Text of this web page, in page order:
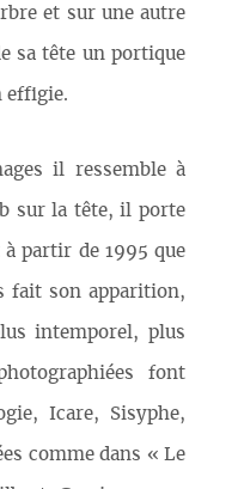
et sur une autre
sa tête un portique
effigie.
il ressemble à
sur la tête, il porte
à partir de 1995 que
fait son apparition,
intemporel, plus
font
Icare, Sisyphe,
comme dans « Le